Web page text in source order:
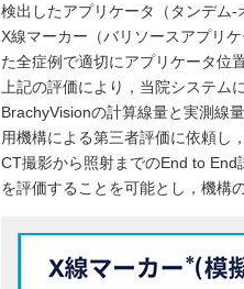
検出したアプリケータ（タンデム
X線マーカー（バリソースアプリ
た全症例で適切にアプリケータ位
上記の評価により，当院システム
BrachyVisionの計算線量と実測線
用機構による第三者評価に依頼し
CT撮影から照射までのEnd to
を評価することを可能とし，機構